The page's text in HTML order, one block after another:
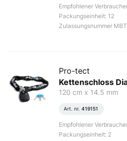
Empfohlener
Packungseinheit: 12
Zulassungsnummer
Pro-tect
Kettenschloss
120 cm x 14.5 mm
Art. nr. 419151
Empfohlener
Packungseinheit: 2